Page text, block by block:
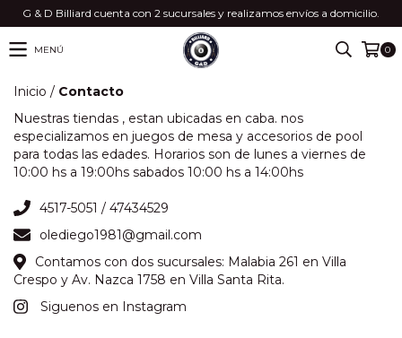
G & D Billiard cuenta con 2 sucursales y realizamos envíos a domicilio.
MENÚ 0
Inicio / Contacto
Nuestras tiendas , estan ubicadas en caba. nos
especializamos en juegos de mesa y accesorios de pool
para todas las edades. Horarios son de lunes a viernes de
10:00 hs a 19:00hs sabados 10:00 hs a 14:00hs
4517-5051 / 47434529
olediego1981@gmail.com
Contamos con dos sucursales: Malabia 261 en Villa
Crespo y Av. Nazca 1758 en Villa Santa Rita.
Siguenos en Instagram